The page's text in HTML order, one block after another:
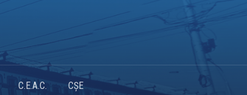
C.E.A.C. CȘE